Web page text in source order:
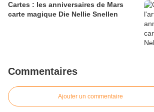
Cartes : les anniversaires de Mars
carte magique Die Nellie Snellen
Commentaires
Ajouter un commentaire